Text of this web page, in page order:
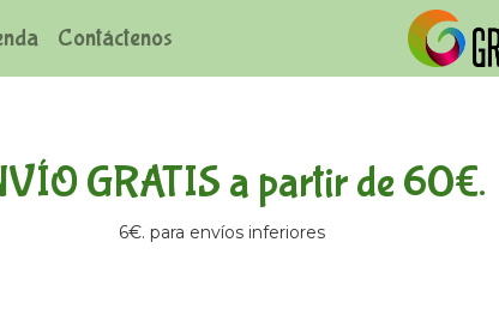
Contáctenos
GRATIS a partir de 60€.
6€. para envíos inferiores